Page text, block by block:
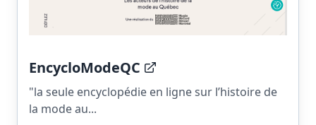
EncycloModeQC
"la seule encyclopédie en ligne sur l’histoire de
la mode au...